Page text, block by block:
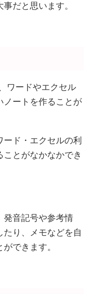
だと思います。
ワードやエクセル
ノートを作ることが
ド・エクセルの利
とがなかなかでき
発音記号や参考情
り、メモなどを自
できます。